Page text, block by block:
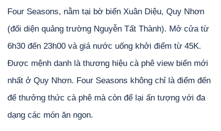
Four Seasons, nằm tại bờ biển Xuân Diệu, Quy Nhơn
(đối diện quảng trường Nguyễn Tất Thành). Mở cửa từ
6h30 đến 23h00 và giá nước uống khởi điểm từ 45K.
Được mệnh danh là thương hiệu cà phê view biển mới
nhất ở Quy Nhơn. Four Seasons không chỉ là điểm đến
để thưởng thức cà phê mà còn để lại ấn tượng với đa
dạng các món ăn ngon.